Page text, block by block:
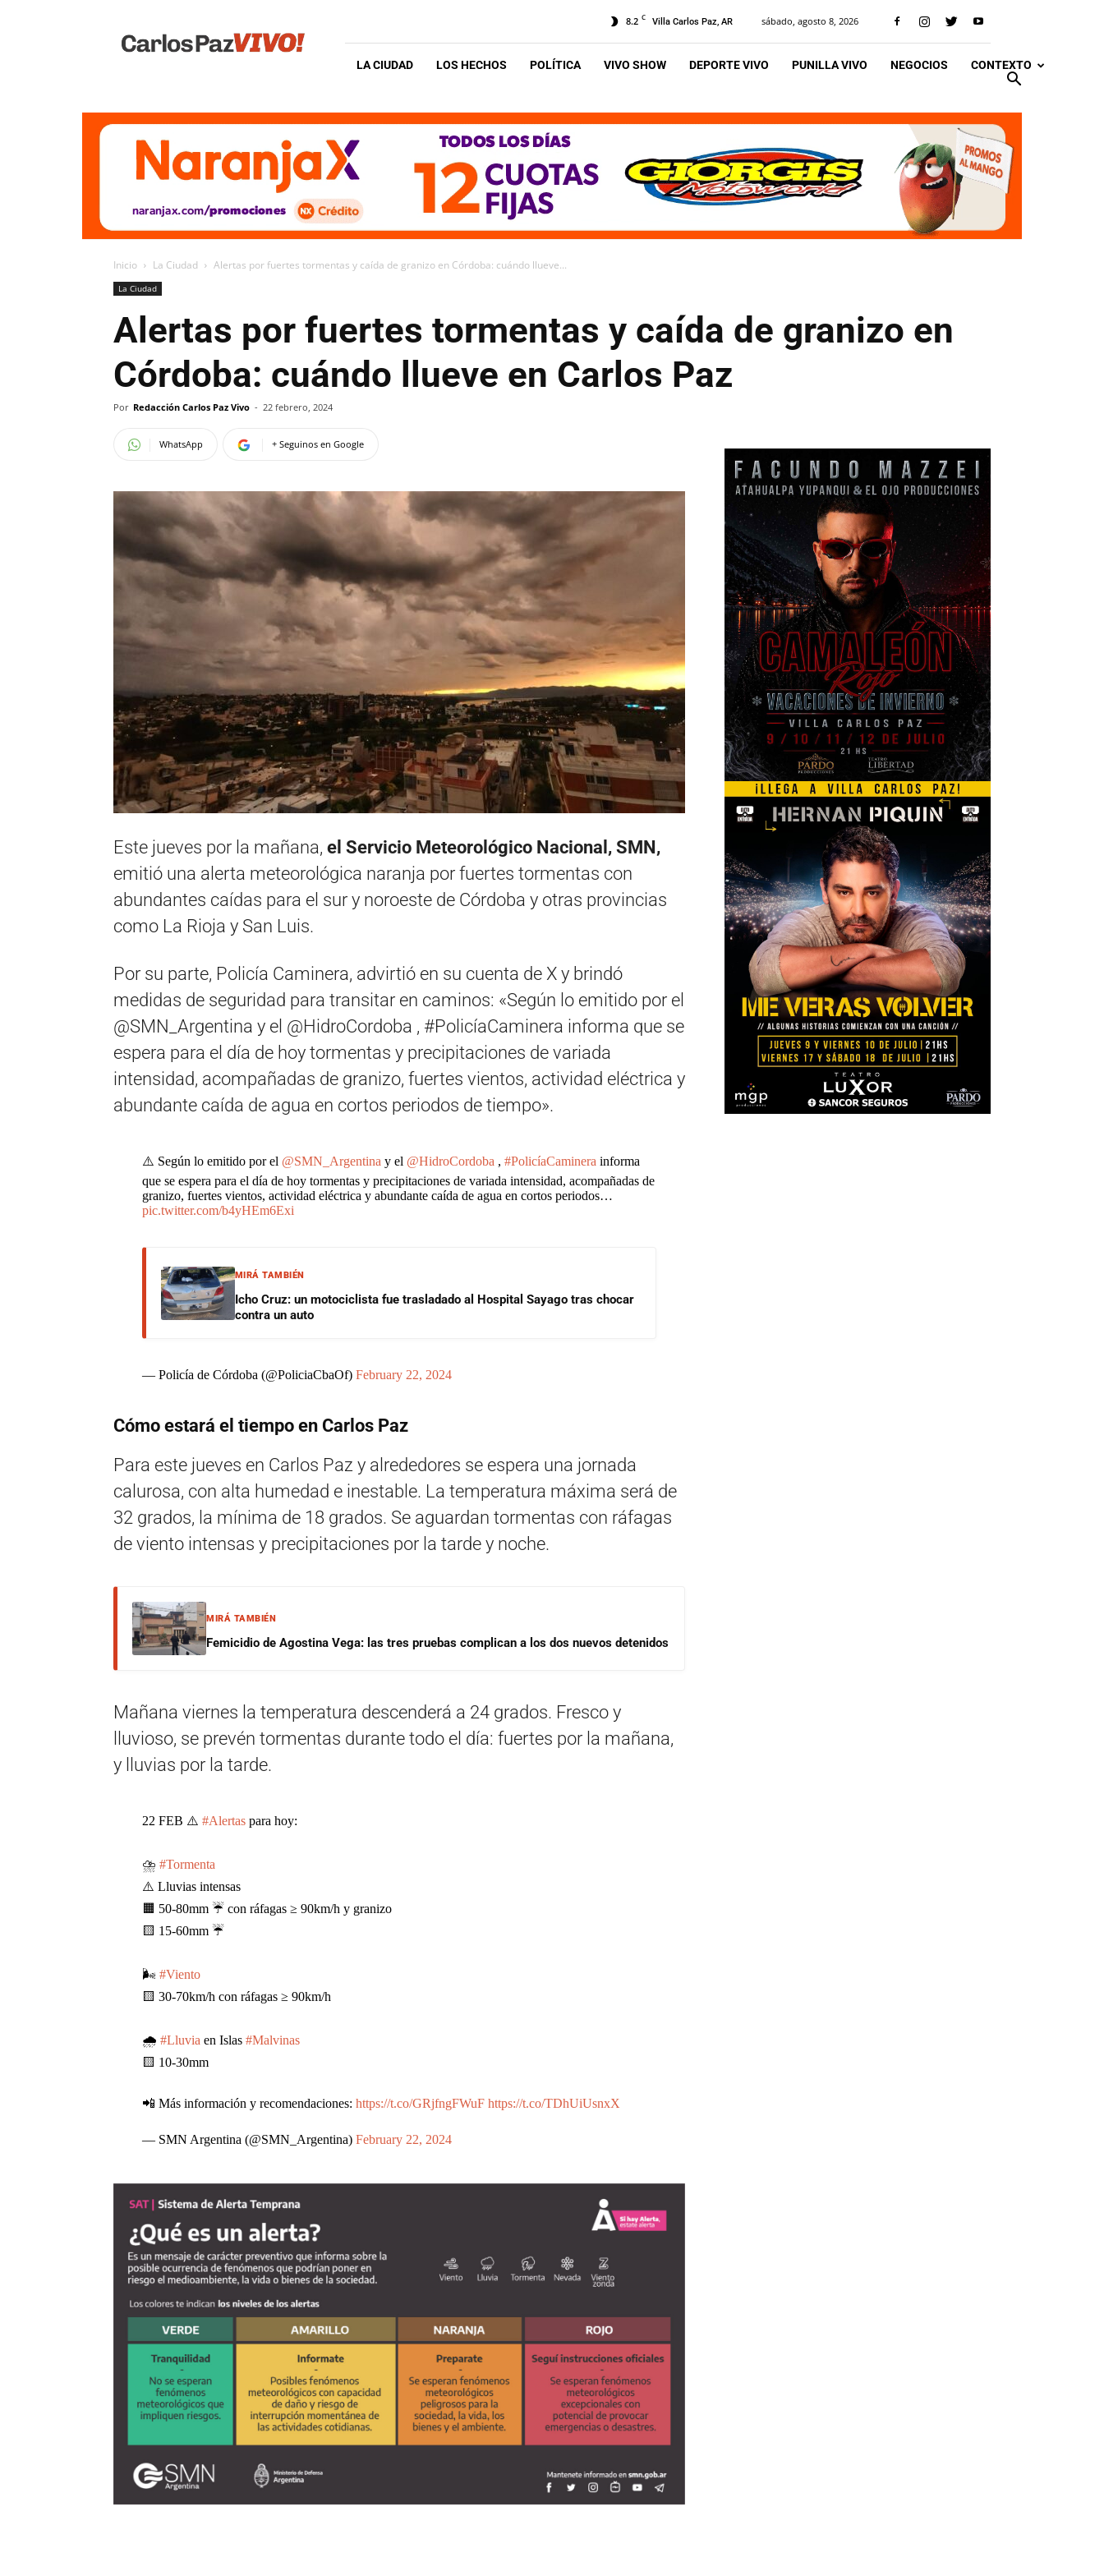
Vivo
8.2 C Villa Carlos Paz, AR sábado, agosto 8, 2026
LA CIUDAD LOS HECHOS POLÍTICA VIVO SHOW DEPORTE VIVO PUNILLA VIVO NEGOCIOS CONTEXTO
Inicio La Ciudad Alertas por fuertes tormentas y caída de granizo en Córdoba: cuándo llueve...
La Ciudad
Alertas por fuertes tormentas y caída de granizo en
Córdoba: cuándo llueve en Carlos Paz
Por Redacción Carlos Paz Vivo - 22 febrero, 2024
WhatsApp + Seguinos en Google
Este jueves por la mañana, el Servicio Meteorológico Nacional, SMN,
emitió una alerta meteorológica naranja por fuertes tormentas con
abundantes caídas para el sur y noroeste de Córdoba y otras provincias
como La Rioja y San Luis.
Por su parte, Policía Caminera, advirtió en su cuenta de X y brindó
medidas de seguridad para transitar en caminos: «Según lo emitido por el
@SMN_Argentina y el @HidroCordoba , #PolicíaCaminera informa que se
espera para el día de hoy tormentas y precipitaciones de variada
intensidad, acompañadas de granizo, fuertes vientos, actividad eléctrica y
abundante caída de agua en cortos periodos de tiempo».
⚠️ Según lo emitido por el @SMN_Argentina y el @HidroCordoba , #PolicíaCaminera informa
que se espera para el día de hoy tormentas y precipitaciones de variada intensidad, acompañadas de
granizo, fuertes vientos, actividad eléctrica y abundante caída de agua en cortos periodos…
pic.twitter.com/b4yHEm6Exi
MIRÁ TAMBIÉN
Icho Cruz: un motociclista fue trasladado al Hospital Sayago tras chocar
contra un auto
— Policía de Córdoba (@PoliciaCbaOf) February 22, 2024
Cómo estará el tiempo en Carlos Paz
Para este jueves en Carlos Paz y alrededores se espera una jornada
calurosa, con alta humedad e inestable. La temperatura máxima será de
32 grados, la mínima de 18 grados. Se aguardan tormentas con ráfagas
de viento intensas y precipitaciones por la tarde y noche.
MIRÁ TAMBIÉN
Femicidio de Agostina Vega: las tres pruebas complican a los dos nuevos detenidos
Mañana viernes la temperatura descenderá a 24 grados. Fresco y
lluvioso, se prevén tormentas durante todo el día: fuertes por la mañana,
y lluvias por la tarde.
22 FEB ⚠️ #Alertaspara hoy:
⛈️ #Tormenta
⚠️ Lluvias intensas
🟧 50-80mm ☔️ con ráfagas ≥ 90km/h y granizo
🟨 15-60mm ☔️
🌬️ #Viento
🟨 30-70km/h con ráfagas ≥ 90km/h
🌧️ #Lluvia en Islas #Malvinas
🟨 10-30mm
📲 Más información y recomendaciones: https://t.co/GRjfngFWuF https://t.co/TDhUiUsnxX
— SMN Argentina (@SMN_Argentina) February 22, 2024